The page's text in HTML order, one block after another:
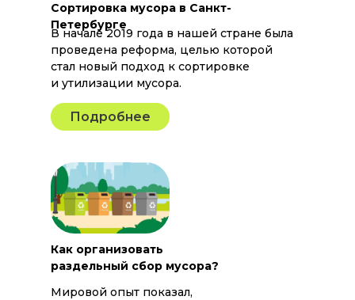
Сортировка мусора в Санкт-
Петербурге
В начале 2019 года в нашей стране была
проведена реформа, целью которой
стал новый подход к сортировке
и утилизации мусора.
Подробнее
Как организовать
раздельный сбор мусора?
Мировой опыт показал,